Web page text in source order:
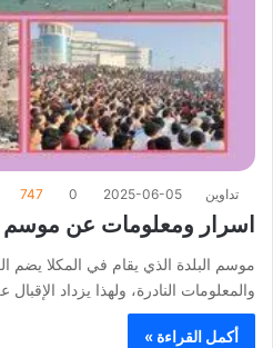
تداوين 2025-06-05
0
747
اسرار ومعلومات عن موسم
موسم البلدة الذي يقام في المكلا يضم
والمعلومات النادرة، ولهذا يزداد
أكمل القراءة »